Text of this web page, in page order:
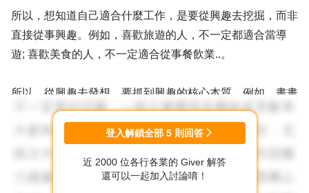
所以，想知道自己適合什麼工作，是要從興趣去挖掘，而非
直接從事興趣。例如，喜歡旅遊的人，不一定都適合當導
遊; 喜歡美食的人，不一定適合從事餐飲業..。
所以，從興趣去發想，要抓到興趣的核心本質，例如，畫畫
和設計是您的興趣，因為您對事物有相當的敏銳度，能夠觀
察到他人忽略的細節，加上自己獨特的創意，可以從無到有
"創造型的工作"，像室內設計、廣告設計、服裝設計...都算
登入解鎖全部 5 則回答
近 2000 位各行各業的 Giver 解答
還可以一起加入討論唷！